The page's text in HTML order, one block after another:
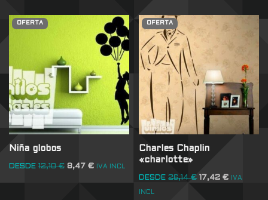
OFERTA
Niña globos
DESDE 12,10€ 8,47 € IVA INCL
OFERTA
Charles Chaplin
«charlotte»
DESDE 26,14€ 17,42€ IVA
INCL